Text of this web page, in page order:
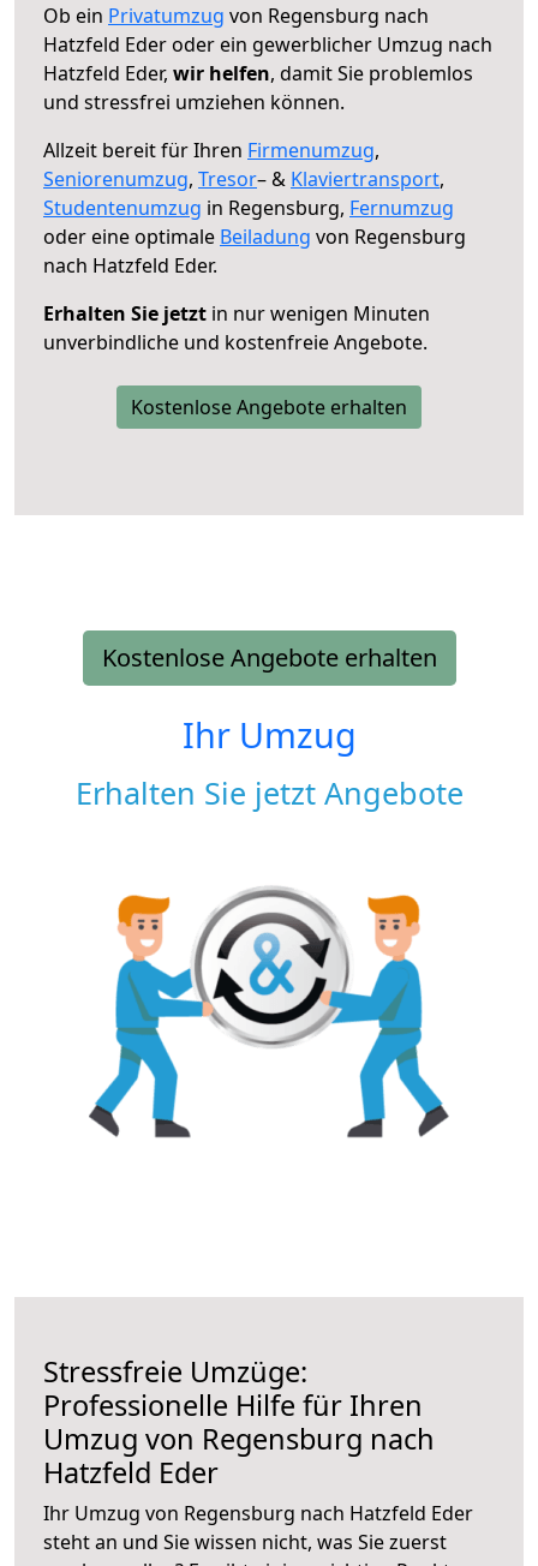
Ob ein Privatumzug von Regensburg nach
Hatzfeld Eder oder ein gewerblicher Umzug nach
Hatzfeld Eder, wir helfen, damit Sie problemlos
und stressfrei umziehen können.
Allzeit bereit für Ihren Firmenumzug,
Seniorenumzug, Tresor– & Klaviertransport,
Studentenumzug in Regensburg, Fernumzug
oder eine optimale Beiladung von Regensburg
nach Hatzfeld Eder.
Erhalten Sie jetzt in nur wenigen Minuten
unverbindliche und kostenfreie Angebote.
Kostenlose Angebote erhalten
Kostenlose Angebote erhalten
Ihr Umzug
Erhalten Sie jetzt Angebote
Stressfreie Umzüge:
Professionelle Hilfe für Ihren
Umzug von Regensburg nach
Hatzfeld Eder
Ihr Umzug von Regensburg nach Hatzfeld Eder
steht an und Sie wissen nicht, was Sie zuerst